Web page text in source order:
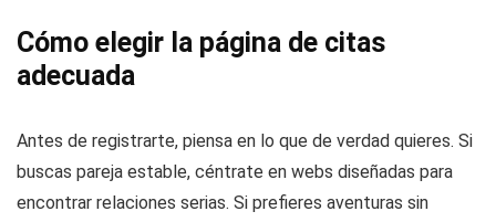
Cómo elegir la página de citas
adecuada
Antes de registrarte, piensa en lo que de verdad quieres. Si
buscas pareja estable, céntrate en webs diseñadas para
encontrar relaciones serias. Si prefieres aventuras sin